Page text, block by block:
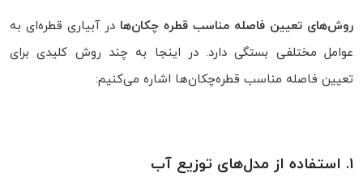
روش‌های تعیین فاصله مناسب قطره‌ چکان‌ها در آبیاری قطره‌ای به
عوامل مختلفی بستگی دارد. در اینجا به چند روش کلیدی برای
تعیین فاصله مناسب قطره‌چکان‌ها اشاره می‌کنیم:
1. استفاده از مدل‌های توزیع آب